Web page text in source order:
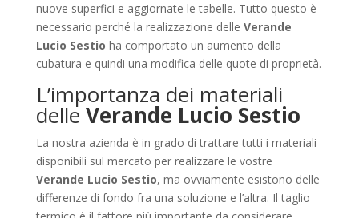
nuove superfici e aggiornate le tabelle. Tutto questo è
necessario perché la realizzazione delle Verande
Lucio Sestio ha comportato un aumento della
cubatura e quindi una modifica delle quote di proprietà.
L’importanza dei materiali
delle Verande Lucio Sestio
La nostra azienda è in grado di trattare tutti i materiali
disponibili sul mercato per realizzare le vostre
Verande Lucio Sestio, ma ovviamente esistono delle
differenze di fondo fra una soluzione e l’altra. Il taglio